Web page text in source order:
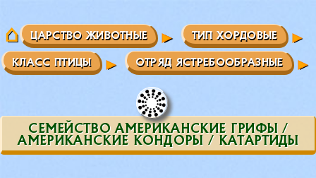
ЦАРСТВО ЖИВОТНЫЕ ТИП ХОРДОВЫЕ
КЛАСС ПТИЦЫ ОТРЯД ЯСТРЕБООБРАЗНЫЕ
СЕМЕЙСТВО АМЕРИКАНСКИЕ ГРИФЫ /
АМЕРИКАНСКИЕ КОНДОРЫ / КАТАРТИДЫ